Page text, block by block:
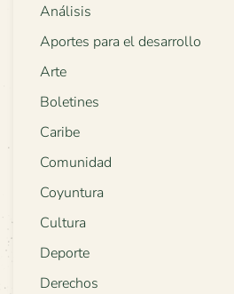
Análisis
Aportes para el desarrollo
Arte
Boletines
Caribe
Comunidad
Coyuntura
Cultura
Deporte
Derechos